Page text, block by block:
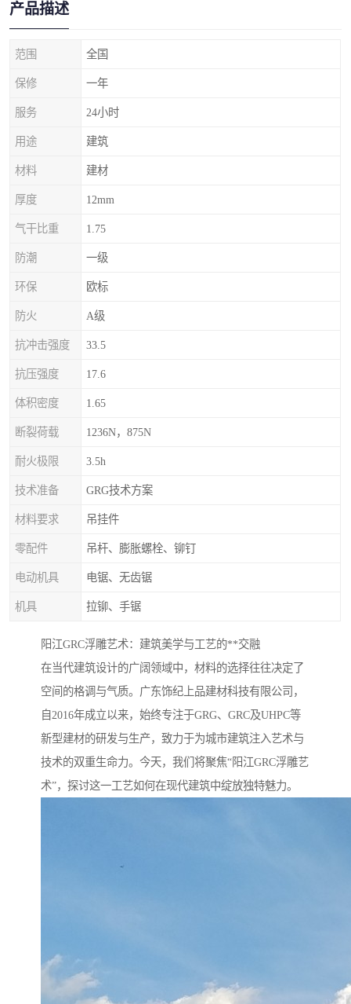
产品描述
范围 全国
保修 一年
服务 24小时
用途 建筑
材料 建材
厚度 12mm
气干比重 1.75
防潮 一级
环保 欧标
防火 A级
抗冲击强度 33.5
抗压强度 17.6
体积密度 1.65
断裂荷载 1236N，875N
耐火极限 3.5h
技术准备 GRG技术方案
材料要求 吊挂件
零配件 吊杆、膨胀螺栓、铆钉
电动机具 电锯、无齿锯
机具 拉铆、手锯
阳江GRC浮雕艺术：建筑美学与工艺的**交融
在当代建筑设计的广阔领域中，材料的选择往往决定了
空间的格调与气质。广东饰纪上品建材科技有限公司，
自2016年成立以来，始终专注于GRG、GRC及UHPC等
新型建材的研发与生产，致力于为城市建筑注入艺术与
技术的双重生命力。今天，我们将聚焦“阳江GRC浮雕艺
术”，探讨这一工艺如何在现代建筑中绽放独特魅力。